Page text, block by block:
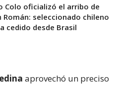
Colo oficializó el arribo de
Román: seleccionado chileno
cedido desde Brasil
aprovechó un preciso